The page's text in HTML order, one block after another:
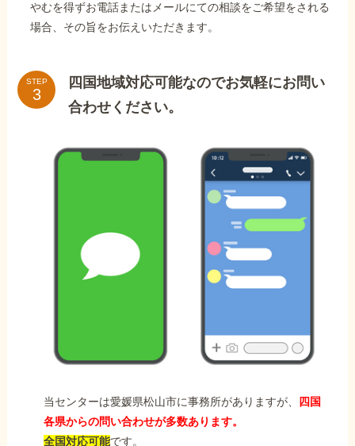
やむを得ずお電話またはメールにての相談をご希望をされる
場合、その旨をお伝えいただきます。
STEP
四国地域対応可能なのでお気軽にお問い
合わせください。
当センターは愛媛県松山市に事務所がありますが、
四国
各県からの問い合わせが多数あります。
全国対応可能です。